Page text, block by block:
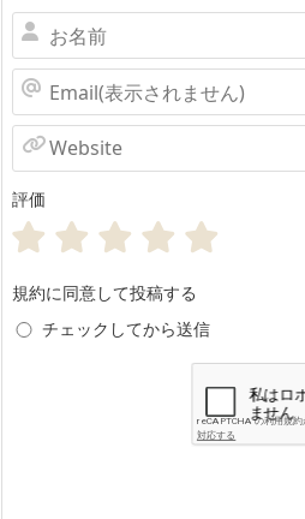
お
名
前
Email(表
示
さ
れ
ま
ん)
Website
評価
規約に同意して投稿する
チェックしてから送信